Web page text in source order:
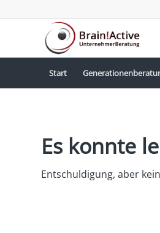
Start
Es konnte
Entschuldigung, aber